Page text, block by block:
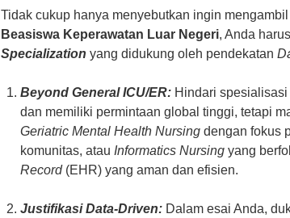
Tidak cukup hanya menyebutkan ingin
Beasiswa Keperawatan Luar Negeri, Anda
Specialization yang didukung oleh pendekatan
Beyond General ICU/ER: Hindari
dan memiliki permintaan global tinggi, tetapi
Geriatric Mental Health Nursing dengan fokus
komunitas, atau Informatics Nursing yang
Record(EHR) yang aman dan efisien.
Justifikasi Data-Driven: Dalam esai Anda,